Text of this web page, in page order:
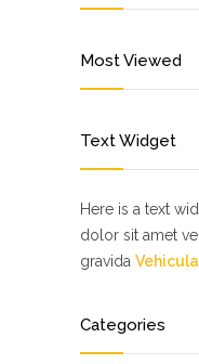
Most Viewed
Text Widget
Here is a text
dolor sit amet
gravida
Categories